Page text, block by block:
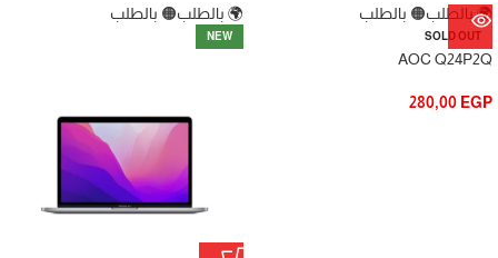
🌍 بالطلب🟠 بالطلب
SOLD OUT
AOC Q24P2Q
280,00 EGP
🌍 بالطلب🟠 بالطلب
NEW